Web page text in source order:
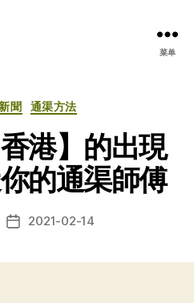
菜单
分
聞 通渠方法
港】的出現
的通渠師傅
发 2021-02-14